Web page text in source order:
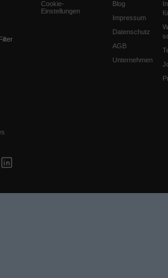
Cookie-
Einstellungen
Blog
Impressum
Datenschutz
AGB
Unternehmen